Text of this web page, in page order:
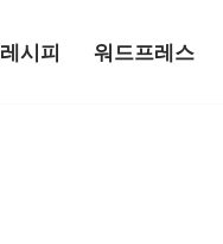
레시피 워드프레스